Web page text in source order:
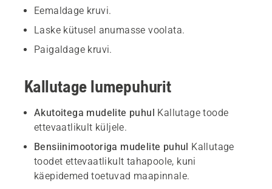
Eemaldage kruvi.
Laske kütusel anumasse voolata.
Paigaldage kruvi.
Kallutage lumepuhurit
Akutoitega mudelite puhul Kallutage toode
ettevaatlikult küljele.
Bensiinimootoriga mudelite puhul Kallutage
toodet ettevaatlikult tahapoole, kuni
käepidemed toetuvad maapinnale.